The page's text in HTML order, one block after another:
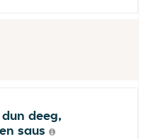
deeg,
saus